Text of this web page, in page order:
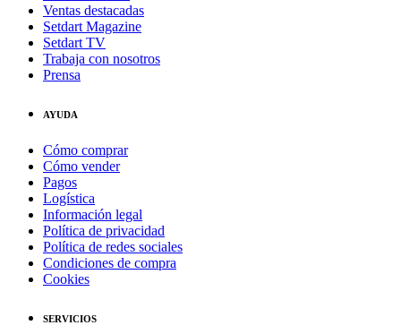
Ventas destacadas
Setdart Magazine
Setdart TV
Trabaja con nosotros
Prensa
AYUDA
Cómo comprar
Cómo vender
Pagos
Logística
Información legal
Política de privacidad
Política de redes sociales
Condiciones de compra
Cookies
SERVICIOS